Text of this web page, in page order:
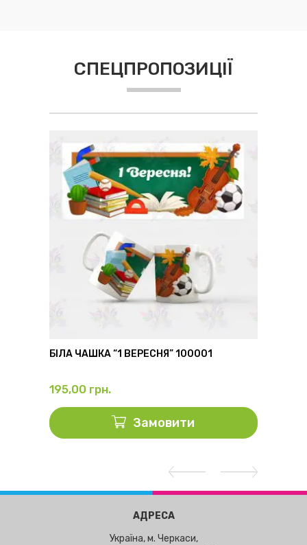
СПЕЦПРОПОЗИЦІЇ
БІЛА ЧАШКА “1 ВЕРЕСНЯ” 100001
195,00 грн.
Замовити
АДРЕСА
Україна, м. Черкаси,